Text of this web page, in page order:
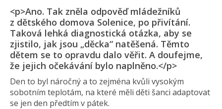
<p>Ano. Tak zněla odpověď mládežníků
z dětského domova Solenice, po přivítání.
Taková lehká diagnostická otázka, aby se
zjistilo, jak jsou „děcka“ natěšená. Těmto
dětem se to opravdu dalo věřit. A doufejme,
že jejich očekávání bylo naplněno.</p>
Den to byl náročný a to zejména kvůli vysokým
sobotním teplotám, na které měli děti šanci adaptovat
se jen den předtím v pátek.